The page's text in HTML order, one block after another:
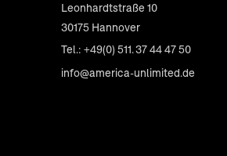
Leonhardtstraße 10
30175 Hannover
Tel.: +49(0) 511. 37 44 47 50
info@america-unlimited.de